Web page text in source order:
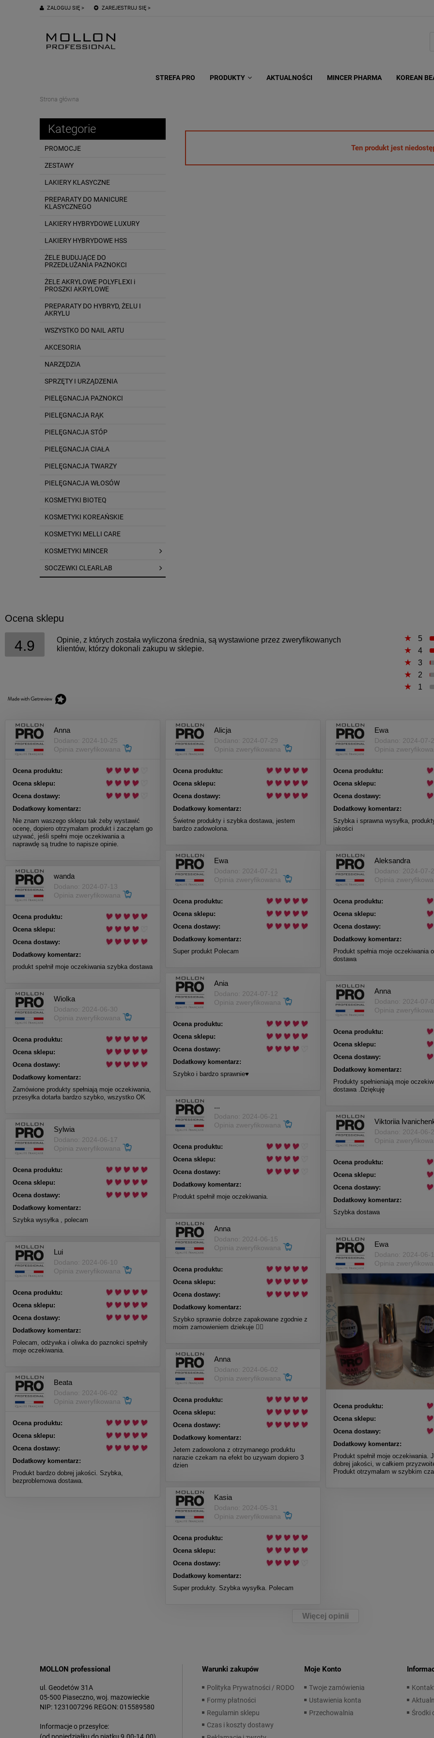
ZAREJESTRUJ SIĘ >
ZALOGUJ SIĘ >
STREFA PRO PRODUKTY AKTUALNOŚCI MINCER PHARMA KOREAN
Strona główna
Kategorie
PROMOCJE
ZESTAWY
LAKIERY KLASYCZNE
PREPARATY DO MANICURE
KLASYCZNEGO
LAKIERY HYBRYDOWE LUXURY
LAKIERY HYBRYDOWE HSS
ŻELE BUDUJĄCE DO
PRZEDŁUŻANIA PAZNOKCI
ŻELE AKRYLOWE POLYFLEXI i
PROSZKI AKRYLOWE
PREPARATY DO HYBRYD, ŻELU I
AKRYLU
WSZYSTKO DO NAIL ARTU
AKCESORIA
NARZĘDZIA
SPRZĘTY I URZĄDZENIA
PIELĘGNACJA PAZNOKCI
PIELĘGNACJA RĄK
PIELĘGNACJA STÓP
PIELĘGNACJA CIAŁA
PIELĘGNACJA TWARZY
PIELĘGNACJA WŁOSÓW
KOSMETYKI BIOTEQ
KOSMETYKI KOREAŃSKIE
KOSMETYKI MELLI CARE
KOSMETYKI MINCER
SOCZEWKI CLEARLAB
Ten produkt jest
Ocena sklepu
4.9
Opinie, z których została wyliczona średnia, są wystawione przez zweryfikowanych
klientów, którzy dokonali zakupu w sklepie.
5
4
3
2
1
Anna
Dodano: 2024-10-25
Opinia zweryfikowana
Ocena produktu:
Ocena sklepu:
Ocena dostawy:
Dodatkowy komentarz:
Nie znam waszego sklepu tak żeby wystawić
ocenę, dopiero otrzymałam produkt i zaczęłam go
używać, jeśli spełni moje oczekiwania a
naprawdę są trudne to napisze opinie.
Alicja
Dodano: 2024-07-29
Opinia zweryfikowana
Ocena produktu:
Ocena sklepu:
Ocena dostawy:
Dodatkowy komentarz:
Świetne produkty i szybka dostawa, jestem
bardzo zadowolona.
Ewa
Dodano: 2024-07-
Opinia
Ocena produktu:
Ocena sklepu:
Ocena dostawy:
Dodatkowy komentarz:
Szybka i sprawna wysyłka,
jakości
Ewa
Dodano: 2024-07-21
Opinia zweryfikowana
Ocena produktu:
Ocena sklepu:
Ocena dostawy:
Dodatkowy komentarz:
Super produkt Polecam
Aleksandra
Dodano: 2024-07-
Opinia
Ocena produktu:
Ocena sklepu:
Ocena dostawy:
Dodatkowy komentarz:
Produkt spełnia moje oczekiwania
dostawa
wanda
Dodano: 2024-07-13
Opinia zweryfikowana
Ocena produktu:
Ocena sklepu:
Ocena dostawy:
Dodatkowy komentarz:
produkt spełnił moje oczekiwania szybka dostawa
Ania
Dodano: 2024-07-12
Opinia zweryfikowana
Ocena produktu:
Ocena sklepu:
Ocena dostawy:
Dodatkowy komentarz:
Szybko i bardzo sprawnie♥️
Anna
Dodano: 2024-07-
Opinia
Ocena produktu:
Ocena sklepu:
Ocena dostawy:
Dodatkowy komentarz:
Produkty spełnieniają moje
dostawa .Dziękuję
Wiolka
Dodano: 2024-06-30
Opinia zweryfikowana
Ocena produktu:
Ocena sklepu:
Ocena dostawy:
Dodatkowy komentarz:
Zamówione produkty spełniają moje oczekiwania,
przesyłka dotarła bardzo szybko, wszystko OK
...
Dodano: 2024-06-21
Opinia zweryfikowana
Ocena produktu:
Ocena sklepu:
Ocena dostawy:
Dodatkowy komentarz:
Produkt spełnił moje oczekiwania.
Viktoriia
Dodano: 2024-06-
Opinia
Ocena produktu:
Ocena sklepu:
Ocena dostawy:
Dodatkowy komentarz:
Szybka dostawa
Sylwia
Dodano: 2024-06-17
Opinia zweryfikowana
Ocena produktu:
Ocena sklepu:
Ocena dostawy:
Dodatkowy komentarz:
Szybka wysyłka , polecam
Anna
Dodano: 2024-06-15
Opinia zweryfikowana
Ocena produktu:
Ocena sklepu:
Ocena dostawy:
Dodatkowy komentarz:
Szybko sprawnie dobrze zapakowane zgodnie z
moim zamowieniem dziekuje 👍🏼
Ewa
Dodano: 2024-06-
Opinia
Ocena produktu:
Ocena sklepu:
Ocena dostawy:
Dodatkowy komentarz:
Produkt spełnił moje oczekiwania.
dobrej jakości, w całkiem
Produkt otrzymałam w szybkim
Lui
Dodano: 2024-06-10
Opinia zweryfikowana
Ocena produktu:
Ocena sklepu:
Ocena dostawy:
Dodatkowy komentarz:
Polecam, odżywka i oliwka do paznokci spełniły
moje oczekiwania.
Anna
Dodano: 2024-06-02
Opinia zweryfikowana
Ocena produktu:
Ocena sklepu:
Ocena dostawy:
Dodatkowy komentarz:
Jetem zadowolona z otrzymanego produktu
narazie czekam na efekt bo uzywam dopiero 3
dzien
Beata
Dodano: 2024-06-02
Opinia zweryfikowana
Ocena produktu:
Ocena sklepu:
Ocena dostawy:
Dodatkowy komentarz:
Produkt bardzo dobrej jakości. Szybka,
bezproblemowa dostawa.
Kasia
Dodano: 2024-05-31
Opinia zweryfikowana
Ocena produktu:
Ocena sklepu:
Ocena dostawy:
Dodatkowy komentarz:
Super produkty. Szybka wysyłka. Polecam
Więcej opinii
MOLLON professional
ul. Geodetów 31A
05-500 Piaseczno, woj. mazowieckie
NIP: 1231007296 REGON: 015589580
Informacje o przesyłce:
Warunki zakupów
Polityka Prywatności / RODO
Formy płatności
Regulamin sklepu
Czas i koszty dostawy
Moje Konto
Twoje zamówienia
Ustawienia konta
Przechowalnia
Środki